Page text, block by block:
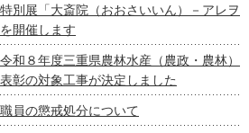
特別展「大斎院（おおさいいん）－アレヲ
を開催します
令和８年度三重県農林水産（農政・農林）
表彰の対象工事が決定しました
職員の懲戒処分について